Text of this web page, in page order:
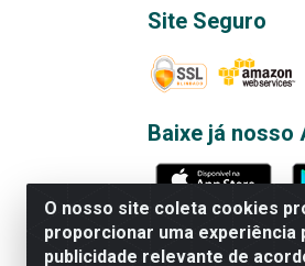
O nosso site coleta cookies
proporcionar uma experiência
publicidade relevante de
Site Seguro
Baixe já nosso